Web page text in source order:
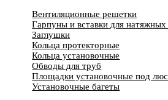
Вентиляционные решетки
Гарпуны и вставки для натяжных
Заглушки
Кольца протекторные
Кольца установочные
Обводы для труб
Площадки установочные под
Установочные багеты